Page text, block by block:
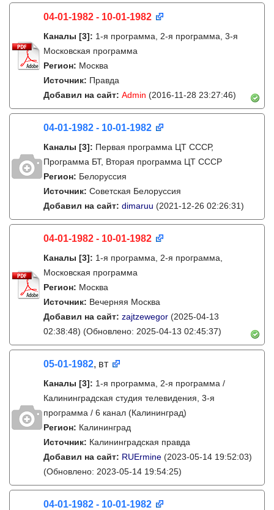
04-01-1982 - 10-01-1982
Каналы [3]: 1-я программа, 2-я программа, 3-я
Московская программа
Регион: Москва
Источник: Правда
Добавил на сайт: Admin (2016-11-28 23:27:46)
04-01-1982 - 10-01-1982
Каналы [3]: Первая программа ЦТ СССР,
Программа БТ, Вторая программа ЦТ СССР
Регион: Белоруссия
Источник: Советская Белоруссия
Добавил на сайт: dimaruu (2021-12-26 02:26:31)
04-01-1982 - 10-01-1982
Каналы [3]: 1-я программа, 2-я программа,
Московская программа
Регион: Москва
Источник: Вечерняя Москва
Добавил на сайт: zajtzewegor (2025-04-13
02:38:48) (Обновлено: 2025-04-13 02:45:37)
05-01-1982, вт
Каналы [3]: 1-я программа, 2-я программа /
Калининградская студия телевидения, 3-я
программа / 6 канал (Калининград)
Регион: Калининград
Источник: Калининградская правда
Добавил на сайт: RUErmine (2023-05-14 19:52:03)
(Обновлено: 2023-05-14 19:54:25)
04-01-1982 - 10-01-1982